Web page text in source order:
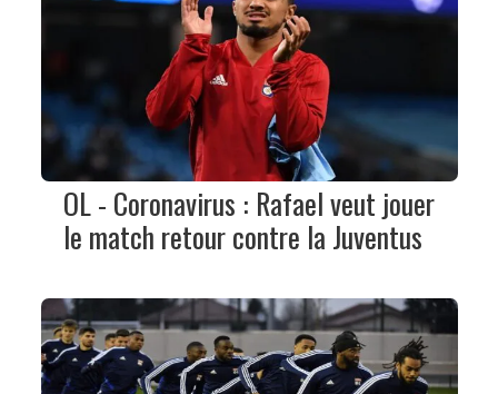
OL - Coronavirus : Rafael veut jouer
le match retour contre la Juventus